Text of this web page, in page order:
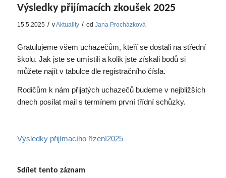
Výsledky přijímacích zkoušek 2025
15.5.2025 / vAktuality / od Jana Procházková
Gratulujeme všem uchazečům, kteří se dostali na střední
školu. Jak jste se umístili a kolik jste získali bodů si
můžete najít v tabulce dle registračního čísla.
Rodičům k nám přijatých uchazečů budeme v nejbližších
dnech posílat mail s termínem první třídní schůzky.
Výsledky přijímacího řízení2025
Sdílet tento záznam